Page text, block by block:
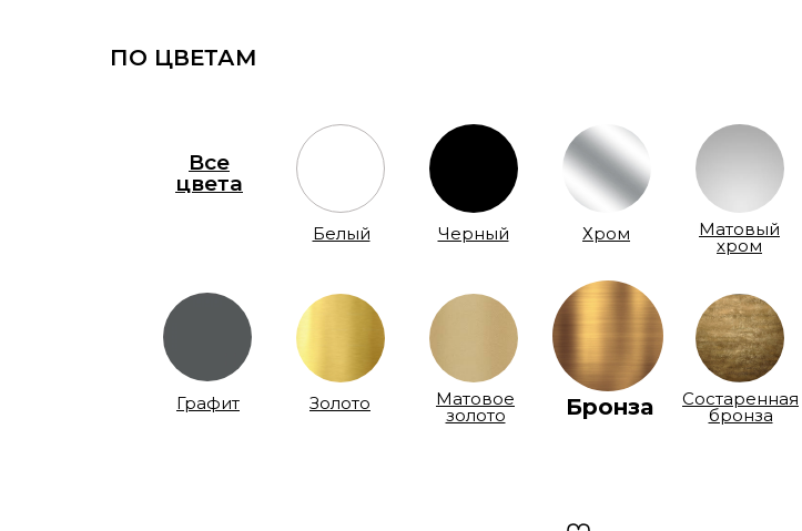
ПО ЦВЕТАМ
Белый
Золото
Графит
Все
цвета
Матовое
золото
Состаренная
бронза
Бронза
Черный Хром Матовый
хром